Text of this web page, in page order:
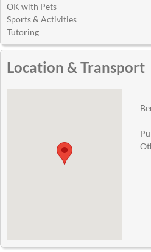
OK with Pets
Sports & Activities
Tutoring
Location & Transport